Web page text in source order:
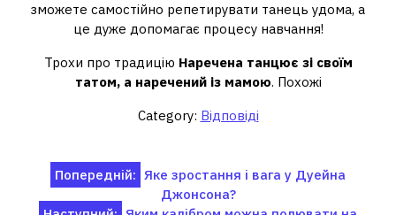
зможете самостійно репетирувати танець удома, а
це дуже допомагає процесу навчання!
Трохи про традицію Наречена танцює зі своїм
татом, а наречений із мамою. Похожі
Category: Відповіді
Навігація
записів
Попередній: Яке зростання і вага у Дуейна
Джонсона?